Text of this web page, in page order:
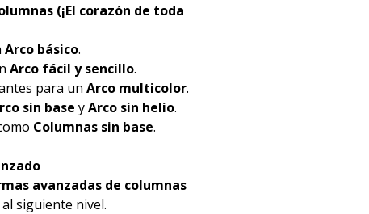
(¡El corazón de toda
Arco básico.
Arco fácil y sencillo.
para un Arco multicolor.
sin base yArco sin helio.
Columnas sin base.
avanzadas de columnas
siguiente nivel.